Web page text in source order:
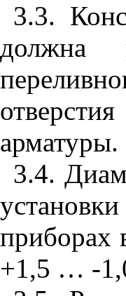
3.3.
должна
арматуры.
3.4.
приборах
+1,5 … -